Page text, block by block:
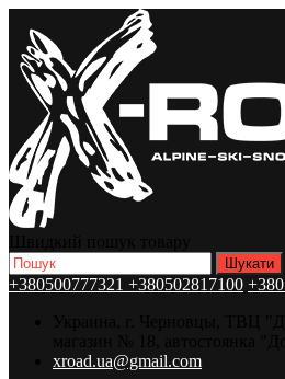
+380500777321 +380502817100
xroad.ua@gmail.com